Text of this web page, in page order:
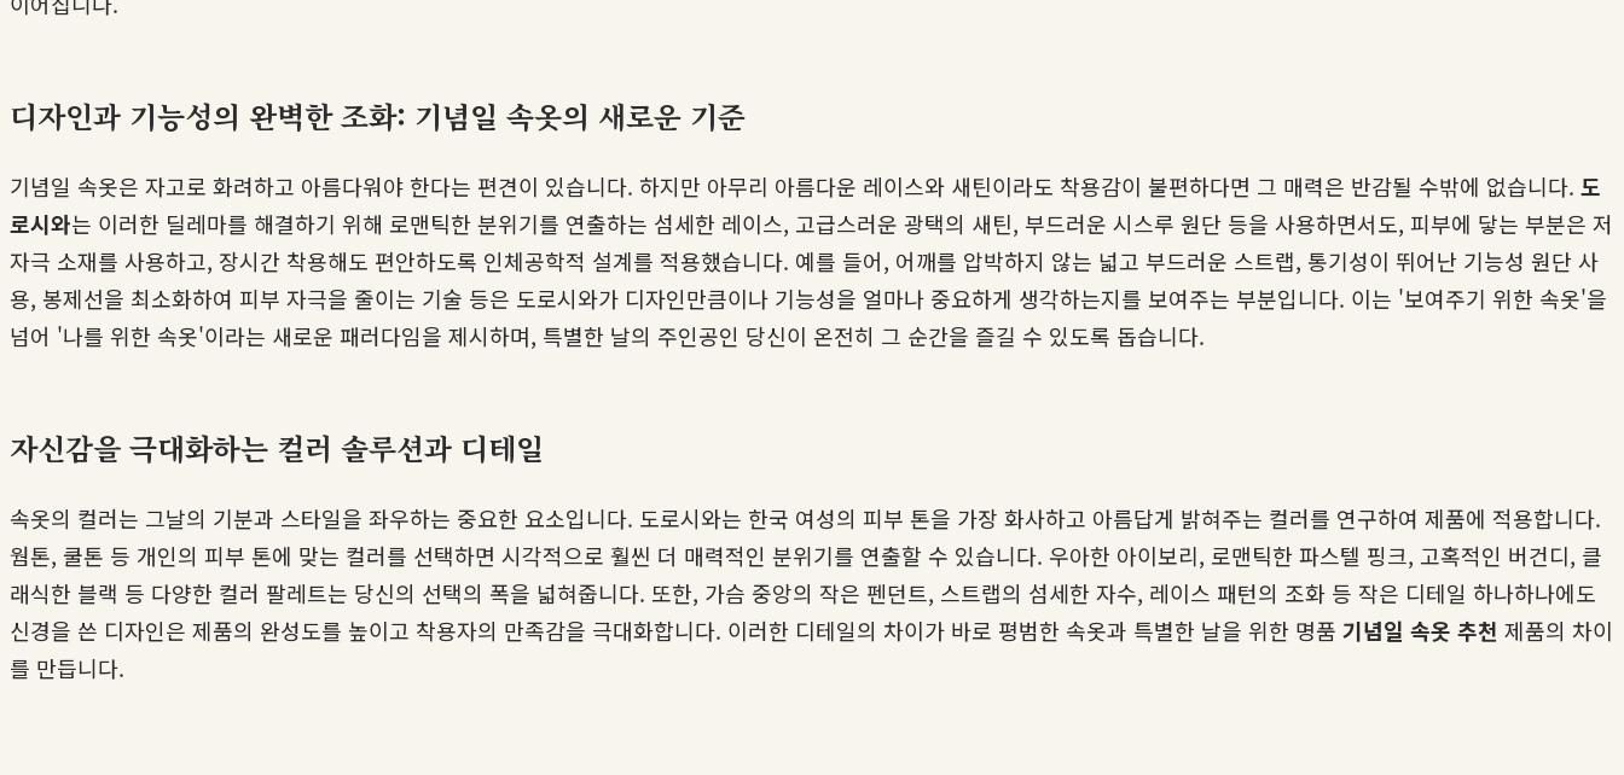
디자인과 기능성의 완벽한 조화: 기념일 속옷의 새로운 기준
기념일 속옷은 자고로 화려하고 아름다워야 한다는 편견이 있습니다. 하지만 아무리 아름다운 레이스와 새틴이라도 착용감이 불편하다면 그 매력은 반감될 수밖에 없습니다. 도
로시와는 이러한 딜레마를 해결하기 위해 로맨틱한 분위기를 연출하는 섬세한 레이스, 고급스러운 광택의 새틴, 부드러운 시스루 원단 등을 사용하면서도, 피부에 닿는 부분은 저
자극 소재를 사용하고, 장시간 착용해도 편안하도록 인체공학적 설계를 적용했습니다. 예를 들어, 어깨를 압박하지 않는 넓고 부드러운 스트랩, 통기성이 뛰어난 기능성 원단 사
용, 봉제선을 최소화하여 피부 자극을 줄이는 기술 등은 도로시와가 디자인만큼이나 기능성을 얼마나 중요하게 생각하는지를 보여주는 부분입니다. 이는 '보여주기 위한 속옷'을
넘어 '나를 위한 속옷'이라는 새로운 패러다임을 제시하며, 특별한 날의 주인공인 당신이 온전히 그 순간을 즐길 수 있도록 돕습니다.
자신감을 극대화하는 컬러 솔루션과 디테일
속옷의 컬러는 그날의 기분과 스타일을 좌우하는 중요한 요소입니다. 도로시와는 한국 여성의 피부 톤을 가장 화사하고 아름답게 밝혀주는 컬러를 연구하여 제품에 적용합니다.
웜톤, 쿨톤 등 개인의 피부 톤에 맞는 컬러를 선택하면 시각적으로 훨씬 더 매력적인 분위기를 연출할 수 있습니다. 우아한 아이보리, 로맨틱한 파스텔 핑크, 고혹적인 버건디, 클
래식한 블랙 등 다양한 컬러 팔레트는 당신의 선택의 폭을 넓혀줍니다. 또한, 가슴 중앙의 작은 펜던트, 스트랩의 섬세한 자수, 레이스 패턴의 조화 등 작은 디테일 하나하나에도
신경을 쓴 디자인은 제품의 완성도를 높이고 착용자의 만족감을 극대화합니다. 이러한 디테일의 차이가 바로 평범한 속옷과 특별한 날을 위한 명품 기념일 속옷 추천 제품의 차이
를 만듭니다.